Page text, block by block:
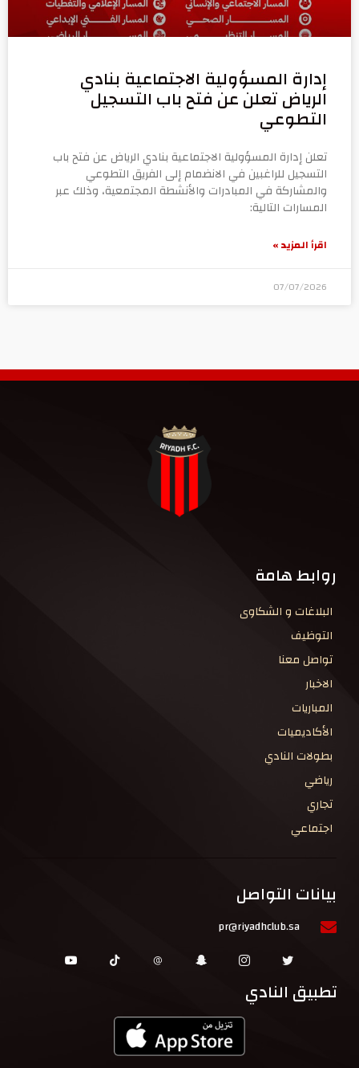
إدارة المسؤولية الاجتماعية بنادي
الرياض تعلن عن فتح باب التسجيل
التطوعي
تعلن إدارة المسؤولية الاجتماعية بنادي الرياض عن فتح باب
التسجيل للراغبين في الانضمام إلى الفريق التطوعي
والمشاركة في المبادرات والأنشطة المجتمعية، وذلك عبر
المسارات التالية:
اقرأ المزيد »
07/07/2026
روابط هامة
البلاغات و الشكاوى
التوظيف
تواصل معنا
الاخبار
المباريات
الأكاديميات
بطولات النادي
رياضي
تجاري
اجتماعي
بيانات التواصل
pr@riyadhclub.sa
تطبيق النادي